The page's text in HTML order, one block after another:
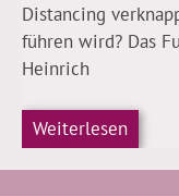
Distancing
führen wird? Das
Heinrich
Weiterlesen